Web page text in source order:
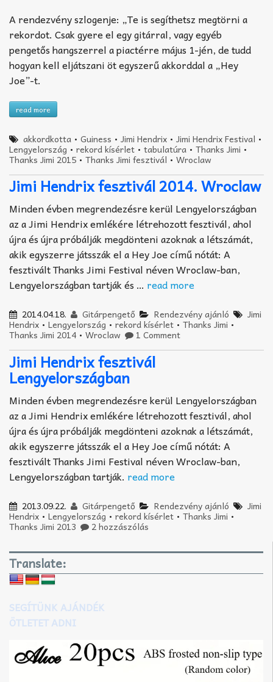
A rendezvény szlogenje: „Te is segíthetsz megtörni a
rekordot. Csak gyere el egy gitárral, vagy egyéb
pengetős hangszerrel a piactérre május 1-jén, de tudd
hogyan kell eljátszani öt egyszerű akkorddal a „Hey
Joe”-t.
read more
akkordkotta •Guiness •Jimi Hendrix •Jimi Hendrix Festival •
Lengyelország • rekord kísérlet • tabulatúra • Thanks Jimi •
Thanks Jimi 2015 • Thanks Jimi fesztivál • Wroclaw
Jimi Hendrix fesztivál 2014. Wroclaw
Minden évben megrendezésre kerül Lengyelországban
az a Jimi Hendrix emlékére létrehozott fesztivál, ahol
újra és újra próbálják megdönteni azoknak a létszámát,
akik egyszerre játsszák el a Hey Joe című nótát: A
fesztivált Thanks Jimi Festival néven Wroclaw-ban,
Lengyelországban tartják és … read more
2014.04.18. Gitárpengető Rendezvény ajánló Jimi
Hendrix • Lengyelország • rekord kísérlet • Thanks Jimi •
Thanks Jimi 2014 • Wroclaw 1 Comment
Jimi Hendrix fesztivál
Lengyelországban
Minden évben megrendezésre kerül Lengyelországban
az a Jimi Hendrix emlékére létrehozott fesztivál, ahol
újra és újra próbálják megdönteni azoknak a létszámát,
akik egyszerre játsszák el a Hey Joe című nótát: A
fesztivált Thanks Jimi Festival néven Wroclaw-ban,
Lengyelországban tartják. read more
2013.09.22. Gitárpengető Rendezvény ajánló Jimi
Hendrix • Lengyelország • rekord kísérlet • Thanks Jimi •
Thanks Jimi 2013 2 hozzászólás
Translate:
SEGÍTÜNK AJÁNDÉK
ÖTLETET ADNI